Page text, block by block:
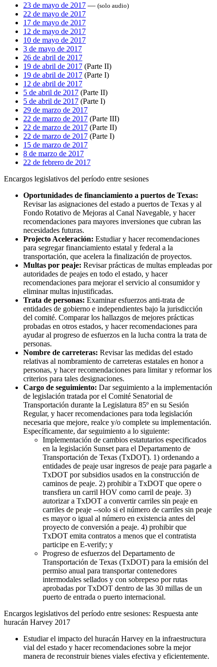
23 de mayo de 2017 — (solo audio)
22 de mayo de 2017
17 de mayo de 2017
12 de mayo de 2017
10 de mayo de 2017
3 de mayo de 2017
26 de abril de 2017
19 de abril de 2017 (Parte II)
19 de abril de 2017 (Parte I)
12 de abril de 2017
5 de abril de 2017 (Parte II)
5 de abril de 2017 (Parte I)
29 de marzo de 2017
22 de marzo de 2017 (Parte III)
22 de marzo de 2017 (Parte II)
22 de marzo de 2017 (Parte I)
15 de marzo de 2017
8 de marzo de 2017
22 de febrero de 2017
Encargos legislativos del período entre sesiones
Oportunidades de financiamiento a puertos de Texas:
Revisar las asignaciones del estado a puertos de Texas y al
Fondo Rotativo de Mejoras al Canal Navegable, y hacer
recomendaciones para mayores inversiones que cubran las
necesidades futuras.
Projecto Aceleración: Estudiar y hacer recomendaciones
para segregar financiamiento estatal y federal a la
transportación, que acelera la finalización de proyectos.
Multas por peaje: Revisar prácticas de multas empleadas por
autoridades de peajes en todo el estado, y hacer
recomendaciones para mejorar el servicio al consumidor y
eliminar multas injustificadas.
Trata de personas: Examinar esfuerzos anti-trata de
entidades de gobierno e independientes bajo la jurisdicción
del comité. Comparar los hallazgos de mejores prácticas
probadas en otros estados, y hacer recomendaciones para
ayudar al progreso de esfuerzos en la lucha contra la trata de
personas.
Nombre de carreteras: Revisar las medidas del estado
relativas al nombramiento de carreteras estatales en honor a
personas, y hacer recomendaciones para limitar y reformar los
criterios para tales designaciones.
Cargo de seguimiento: Dar seguimiento a la implementación
de legislación tratada por el Comité Senatorial de
Transportación durante la Legislatura 85º en su Sesión
Regular, y hacer recomendaciones para toda legislación
necesaria que mejore, realce y/o complete su implementación.
Específicamente, dar seguimiento a lo siguiente:
Implementación de cambios estatutarios especificados
en la legislación Sunset para el Departamento de
Transportación de Texas (TxDOT). 1) ordenando a
entidades de peaje usar ingresos de peaje para pagarle a
TxDOT por subsidios usados en la construcción de
caminos de peaje. 2) prohibir a TxDOT que opere o
transfiera un carril HOV como carril de peaje. 3)
autorizar a TxDOT a convertir carriles sin peaje en
carriles de peaje --solo si el número de carriles sin peaje
es mayor o igual al número en existencia antes del
proyecto de conversión a peaje. 4) prohibir que
TxDOT emita contratos a menos que el contratista
participe en E-verify; y
Progreso de esfuerzos del Departamento de
Transportación de Texas (TxDOT) para la emisión del
permiso anual para transportar contenedores
intermodales sellados y con sobrepeso por rutas
aprobadas por TxDOT dentro de las 30 millas de un
puerto de entrada o puerto internacional.
Encargos legislativos del período entre sesiones: Respuesta ante
huracán Harvey 2017
Estudiar el impacto del huracán Harvey en la infraestructura
vial del estado y hacer recomendaciones sobre la mejor
manera de reconstruir bienes viales efectiva y eficientemente.